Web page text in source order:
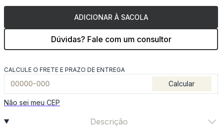
ADICIONAR À SACOLA
Dúvidas? Fale com um consultor
CALCULE O FRETE E PRAZO DE ENTREGA
Calcular
Não sei meu CEP
Descrição